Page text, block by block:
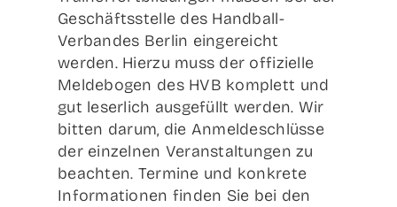
Geschäftsstelle des Handball-
Verbandes Berlin eingereicht
werden. Hierzu muss der offizielle
Meldebogen des HVB komplett und
gut leserlich ausgefüllt werden. Wir
bitten darum, die Anmeldeschlüsse
der einzelnen Veranstaltungen zu
beachten. Termine und konkrete
Informationen finden Sie bei den